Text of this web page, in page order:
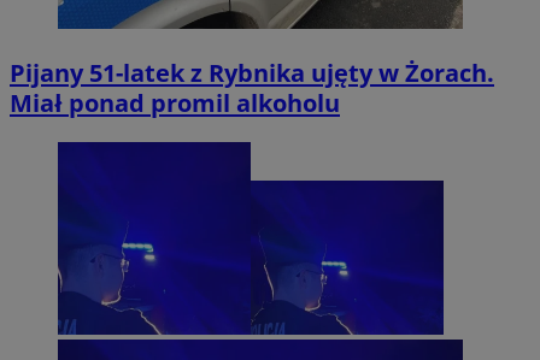
Pijany 51-latek z Rybnika ujęty w Żorach.
Miał ponad promil alkoholu